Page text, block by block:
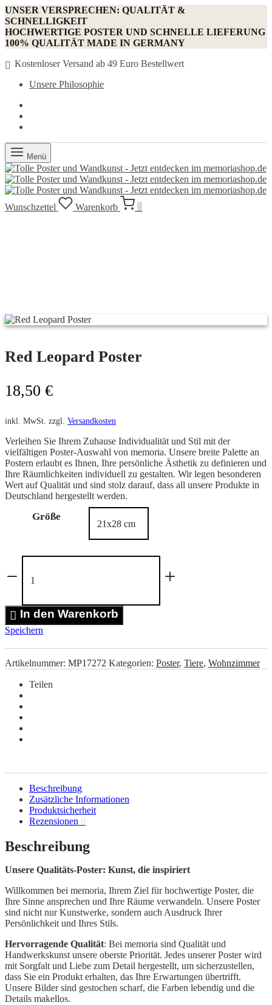
UNSER VERSPRECHEN: QUALITÄT &
SCHNELLIGKEIT
HOCHWERTIGE POSTER UND SCHNELLE LIEFERUNG
100% QUALITÄT MADE IN GERMANY
Kostenloser Versand ab 49 Euro Bestellwert
Unsere Philosophie
Menü
Wunschzettel Warenkorb
Red Leopard Poster
18,50 €
inkl. MwSt. zzgl. Versandkosten
Verleihen Sie Ihrem Zuhause Individualität und Stil mit der
vielfältigen Poster-Auswahl von memoria. Unsere breite Palette an
Postern erlaubt es Ihnen, Ihre persönliche Ästhetik zu definieren und
Ihre Räumlichkeiten individuell zu gestalten. Wir legen besonderen
Wert auf Qualität und sind stolz darauf, dass all unsere Produkte in
Deutschland hergestellt werden.
Größe
Red
Poster
In den Warenkorb
Speichern
Artikelnummer: MP17272 Kategorien: Poster, Tiere, Wohnzimmer
Teilen
Beschreibung
Zusätzliche Informationen
Produktsicherheit
Rezensionen 0
Beschreibung
Unsere Qualitäts-Poster: Kunst, die inspiriert
Willkommen bei memoria, Ihrem Ziel für hochwertige Poster, die
Ihre Sinne ansprechen und Ihre Räume verwandeln. Unsere Poster
sind nicht nur Kunstwerke, sondern auch Ausdruck Ihrer
Persönlichkeit und Ihres Stils.
Hervorragende Qualität: Bei memoria sind Qualität und
Handwerkskunst unsere oberste Priorität. Jedes unserer Poster wird
mit Sorgfalt und Liebe zum Detail hergestellt, um sicherzustellen,
dass Sie ein Produkt erhalten, das Ihre Erwartungen übertrifft.
Unsere Bilder sind gestochen scharf, die Farben lebendig und die
Details makellos.